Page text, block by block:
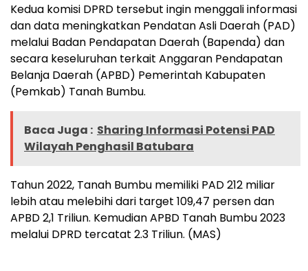
Kedua komisi DPRD tersebut ingin menggali informasi
dan data meningkatkan Pendatan Asli Daerah (PAD)
melalui Badan Pendapatan Daerah (Bapenda) dan
secara keseluruhan terkait Anggaran Pendapatan
Belanja Daerah (APBD) Pemerintah Kabupaten
(Pemkab) Tanah Bumbu.
Baca Juga : Sharing Informasi Potensi PAD
Wilayah Penghasil Batubara
Tahun 2022, Tanah Bumbu memiliki PAD 212 miliar
lebih atau melebihi dari target 109,47 persen dan
APBD 2,1 Triliun. Kemudian APBD Tanah Bumbu 2023
melalui DPRD tercatat 2.3 Triliun. (MAS)